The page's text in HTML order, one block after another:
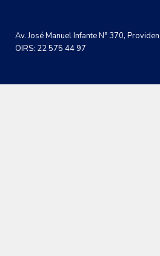
Av. José Manuel Infante N° 370,
OIRS: 22 575 44 97